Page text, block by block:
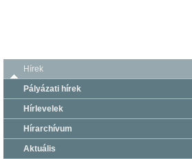
Hírek
Pályázati hírek
Hírlevelek
Hírarchívum
Aktuális